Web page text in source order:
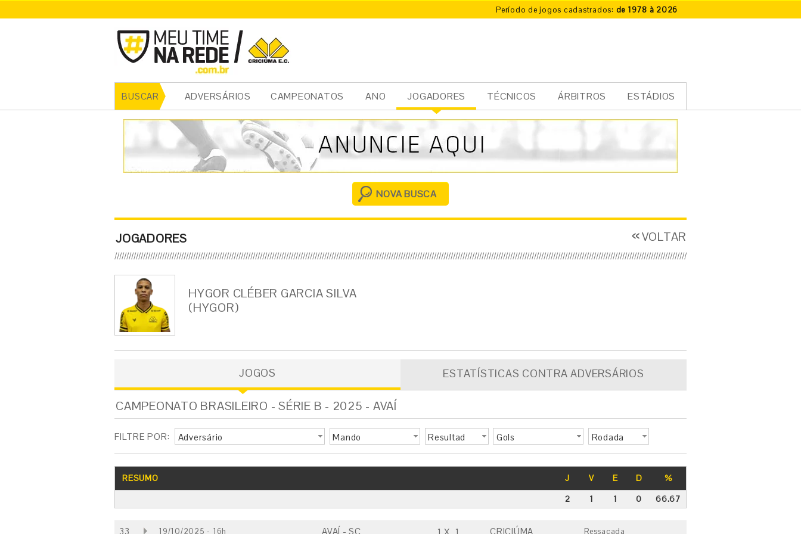
Período de jogos cadastrados: de 1978 à 2026
BUSCAR ADVERSÁRIOS CAMPEONATOS ANO JOGADORES TÉCNICOS ÁRBITROS ESTÁDIOS
cia
l
NOVA BUSCA
JOGADORES VOLTAR
HYGOR CLÉBER GARCIA SILVA
(HYGOR)
JOGOS ESTATÍSTICAS CONTRA ADVERSÁRIOS
CAMPEONATO BRASILEIRO - SÉRIE B - 2025 - AVAÍ
FILTRE POR: Adversário Mando
Resultad
Gols Rodada
RESUMO J V E D
%
2
1 1 0 66.67
33 19/10/2025 - 16h AVAÍ - SC CRICIÚMA Ressacada